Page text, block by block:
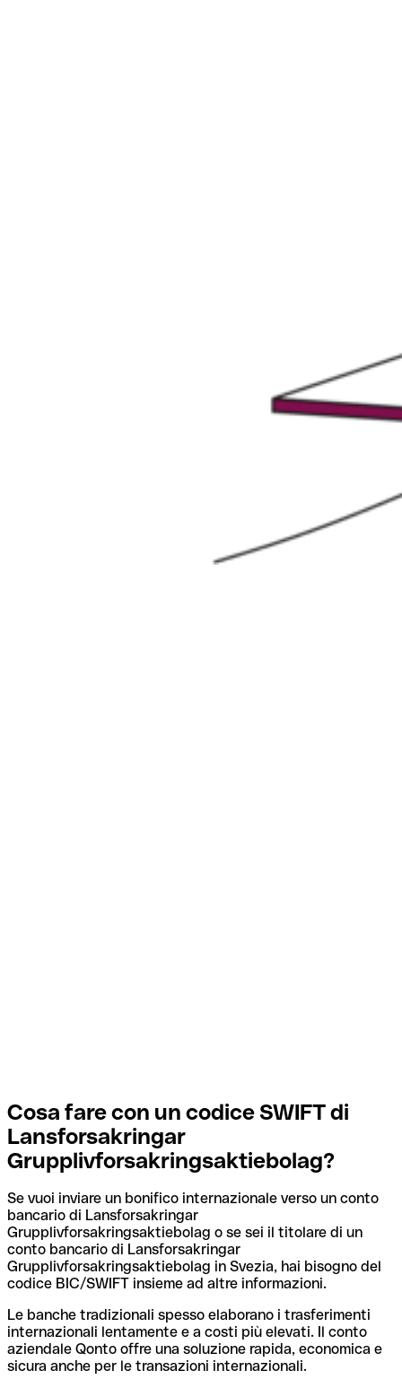
Cosa fare con un codice SWIFT di
Lansforsakringar
Grupplivforsakringsaktiebolag?
Se vuoi inviare un bonifico internazionale verso un conto
bancario di Lansforsakringar
Grupplivforsakringsaktiebolag o se sei il titolare di un
conto bancario di Lansforsakringar
Grupplivforsakringsaktiebolag in Svezia, hai bisogno del
codice BIC/SWIFT insieme ad altre informazioni.
Le banche tradizionali spesso elaborano i trasferimenti
internazionali lentamente e a costi più elevati. Il conto
aziendale Qonto offre una soluzione rapida, economica e
sicura anche per le transazioni internazionali.